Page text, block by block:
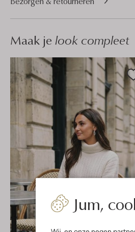
Jum,
Maak je look compleet